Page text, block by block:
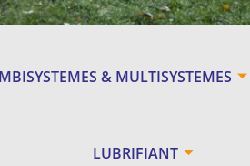
& MULTISYSTEMES
LUBRIFIANT